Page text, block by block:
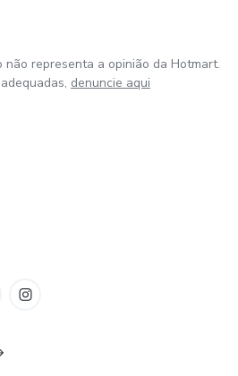
representa a opinião da Hotmart.
denuncie aqui